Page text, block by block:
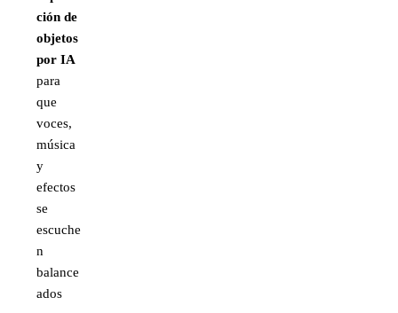
ción de
objetos
por IA
para
que
voces,
música
y
efectos
se
escuche
n
balance
ados